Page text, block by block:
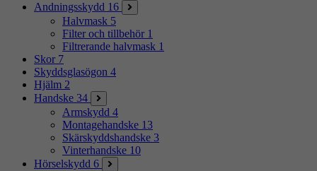
Andningsskydd 16
Halvmask 5
Filter och tillbehör 1
Filtrerande halvmask 1
Skor 7
Skyddsglasögon 4
Hjälm 2
Handske 34
Armskydd 4
Montagehandske 13
Skärskyddshandske 3
Vinterhandske 10
Hörselskydd 6